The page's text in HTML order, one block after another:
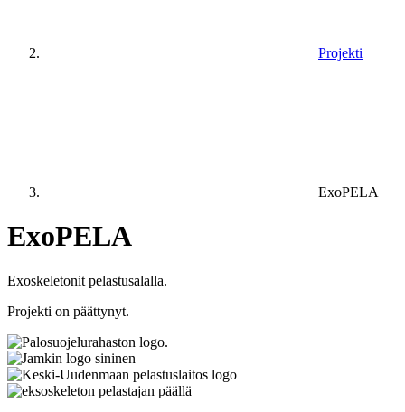
Projekti
ExoPELA
ExoPELA
Exoskeletonit pelastusalalla.
Projekti on päättynyt.